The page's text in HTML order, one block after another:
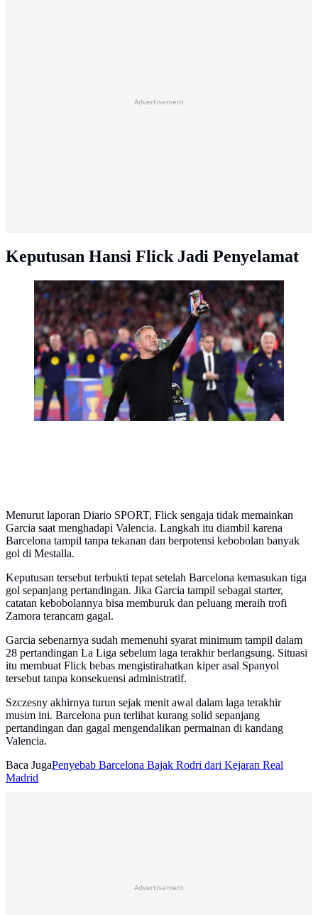
Advertisement
Keputusan Hansi Flick Jadi Penyelamat
Pelatih kepala Barcelona, Hansi Flick, mengangkat
trofinya ke langit sambil merayakan kemenangan
setelah mengalahkan Real Madrid 2-0 untuk menjuarai
liga sepak bola Spanyol (La Liga) dengan tiga
pertandingan tersisa, di Barcelona, Spanyol, Minggu,
10 Mei 2026. (AP Photo/Joan Mateu Parra)
Menurut laporan Diario SPORT, Flick sengaja tidak memainkan
Garcia saat menghadapi Valencia. Langkah itu diambil karena
Barcelona tampil tanpa tekanan dan berpotensi kebobolan banyak
gol di Mestalla.
Keputusan tersebut terbukti tepat setelah Barcelona kemasukan tiga
gol sepanjang pertandingan. Jika Garcia tampil sebagai starter,
catatan kebobolannya bisa memburuk dan peluang meraih trofi
Zamora terancam gagal.
Garcia sebenarnya sudah memenuhi syarat minimum tampil dalam
28 pertandingan La Liga sebelum laga terakhir berlangsung. Situasi
itu membuat Flick bebas mengistirahatkan kiper asal Spanyol
tersebut tanpa konsekuensi administratif.
Szczesny akhirnya turun sejak menit awal dalam laga terakhir
musim ini. Barcelona pun terlihat kurang solid sepanjang
pertandingan dan gagal mengendalikan permainan di kandang
Valencia.
Baca JugaPenyebab Barcelona Bajak Rodri dari Kejaran Real
Madrid
Advertisement